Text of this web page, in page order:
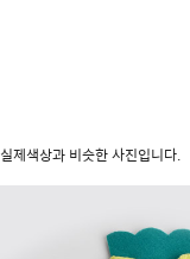
실제색상과 비슷한 사진입니다.